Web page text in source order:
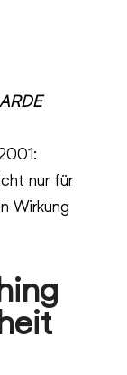
ARDE
nur für
Wirkung